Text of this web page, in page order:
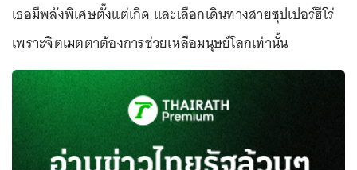
เธอมีพลังพิเศษตั้งแต่เกิด และเลือกเดินทางสายซุปเปอร์ฮีโร่
เพราะจิตเมตตาต้องการช่วยเหลือมนุษย์โลกเท่านั้น